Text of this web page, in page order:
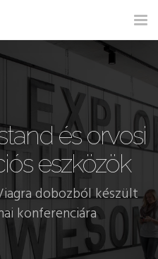
és orvosi
eszközök
dobozból készült
konferenciára